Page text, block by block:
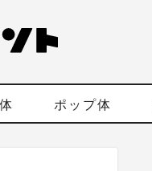
ポップ体